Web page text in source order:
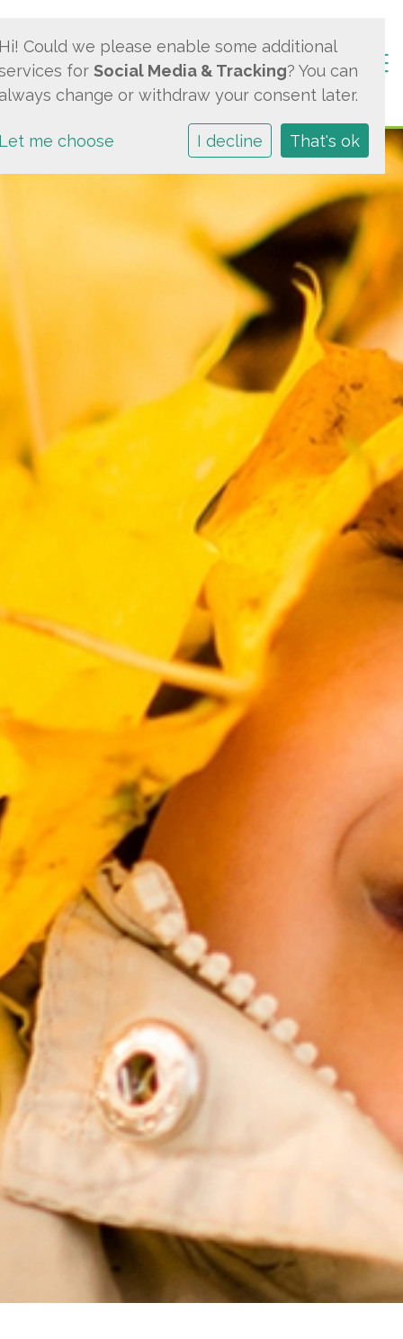
Could we please enable some additional
for Social Media & Tracking? You can
change or withdraw your consent later.
me choose I decline That's ok